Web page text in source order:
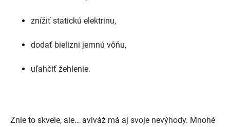
znížiť statickú elektrinu,
dodať bielizni jemnú vôňu,
uľahčiť žehlenie.
Znie to skvele, ale… aviváž má aj svoje nevýhody. Mnohé